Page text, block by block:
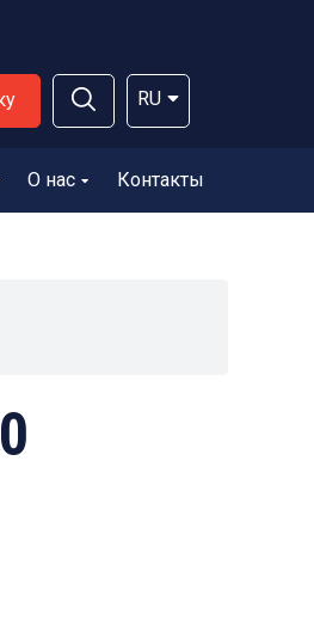
RU
О нас Контакты